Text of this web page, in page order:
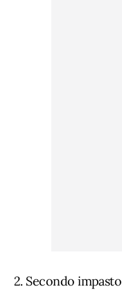
2. Secondo impasto